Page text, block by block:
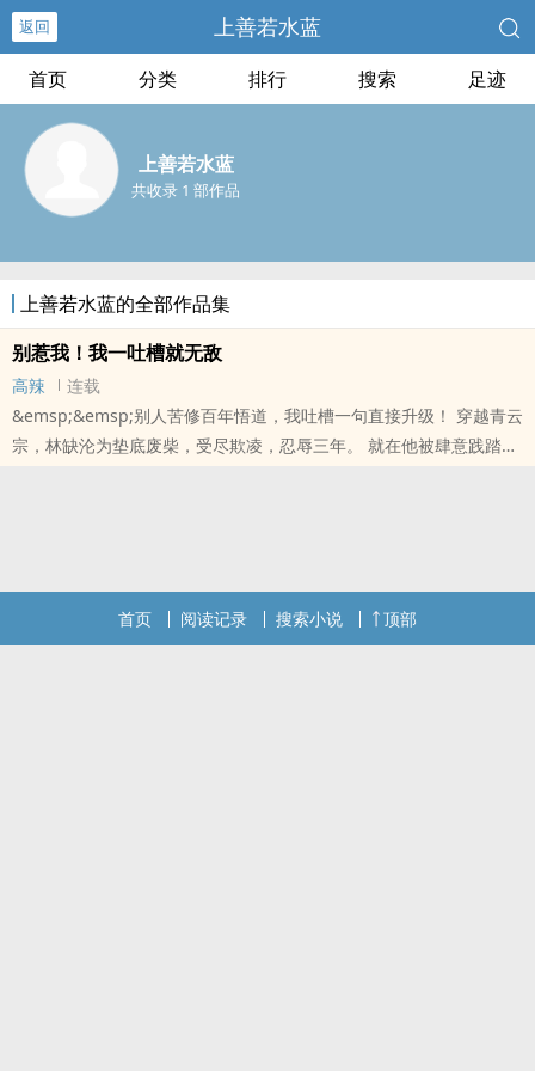
返回 上善若水蓝
首页 分类 排行 搜索 足迹
上善若水蓝
共收录 1 部作品
上善若水蓝的全部作品集
别惹我！我一吐槽就无敌
高辣
连载
&emsp;&emsp;别人苦修百年悟道，我吐槽一句直接升级！ 穿越青云
宗，林缺沦为垫底废柴，受尽欺凌，忍辱三年。 就在他被肆意践踏、
首页 阅读记录 搜索小说 顶部